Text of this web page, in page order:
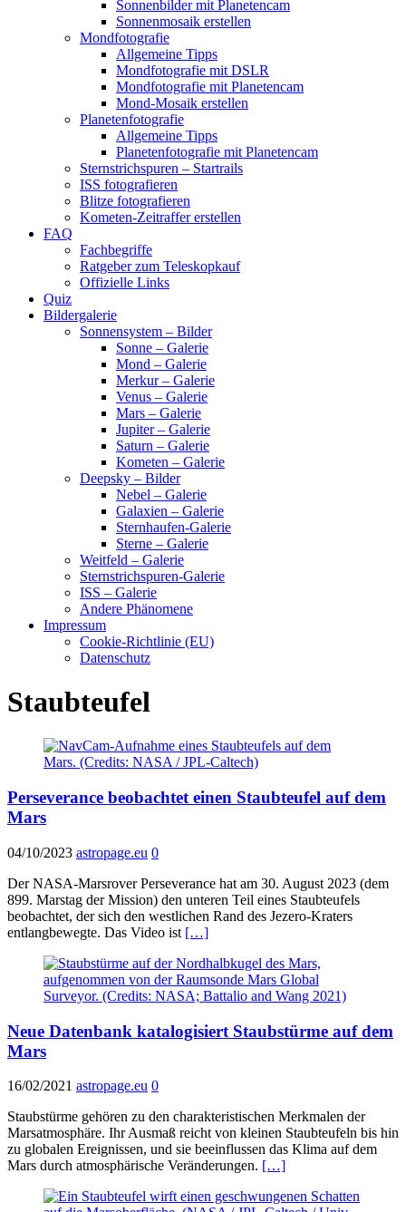
Sonnenbilder mit Planetencam
Sonnenmosaik erstellen
Mondfotografie
Allgemeine Tipps
Mondfotografie mit DSLR
Mondfotografie mit Planetencam
Mond-Mosaik erstellen
Planetenfotografie
Allgemeine Tipps
Planetenfotografie mit Planetencam
Sternstrichspuren – Startrails
ISS fotografieren
Blitze fotografieren
Kometen-Zeitraffer erstellen
FAQ
Fachbegriffe
Ratgeber zum Teleskopkauf
Offizielle Links
Quiz
Bildergalerie
Sonnensystem – Bilder
Sonne – Galerie
Mond – Galerie
Merkur – Galerie
Venus – Galerie
Mars – Galerie
Jupiter – Galerie
Saturn – Galerie
Kometen – Galerie
Deepsky – Bilder
Nebel – Galerie
Galaxien – Galerie
Sternhaufen-Galerie
Sterne – Galerie
Weitfeld – Galerie
Sternstrichspuren-Galerie
ISS – Galerie
Andere Phänomene
Impressum
Cookie-Richtlinie (EU)
Datenschutz
Staubteufel
Perseverance beobachtet einen Staubteufel auf dem
Mars
04/10/2023 astropage.eu 0
Der NASA-Marsrover Perseverance hat am 30. August 2023 (dem
899. Marstag der Mission) den unteren Teil eines Staubteufels
beobachtet, der sich den westlichen Rand des Jezero-Kraters
entlangbewegte. Das Video ist […]
Neue Datenbank katalogisiert Staubstürme auf dem
Mars
16/02/2021 astropage.eu 0
Staubstürme gehören zu den charakteristischen Merkmalen der
Marsatmosphäre. Ihr Ausmaß reicht von kleinen Staubteufeln bis hin
zu globalen Ereignissen, und sie beeinflussen das Klima auf dem
Mars durch atmosphärische Veränderungen. […]